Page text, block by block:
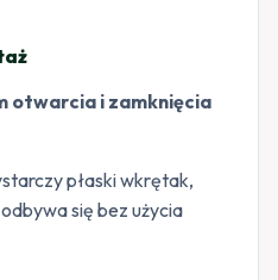
otwarcia i zamknięcia
płaski wkrętak,
się bez użycia